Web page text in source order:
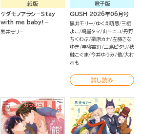
紙版
ケダモノアラシ－Stay
with me baby!－
黒井モリー
電子版
GUSH 2026年06月号
黒井モリー ゆくえ萌葱 三栖
よこ 鳩屋タマ 山中ヒコ 丹野
ちくわぶ 栗原カナ 左藤さな
ゆき 早寝電灯 三島ピタリ 秋
鮭こぐま 今井ゆうみ 他 大村
あも
試し読み